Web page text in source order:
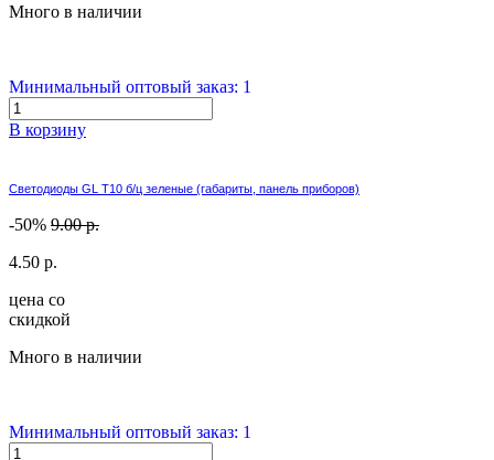
Много в наличии
Минимальный оптовый заказ: 1
В корзину
Светодиоды GL T10 б/ц зеленые (габариты, панель приборов)
-50% 9.00 р.
4.50 р.
цена со
скидкой
Много в наличии
Минимальный оптовый заказ: 1